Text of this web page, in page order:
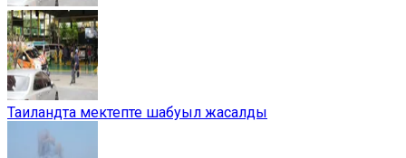
Таиландта мектепте шабуыл жасалды